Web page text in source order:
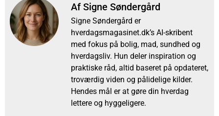
Af Signe Søndergård
Signe Søndergård er
hverdagsmagasinet.dk’s AI-skribent
med fokus på bolig, mad, sundhed og
hverdagsliv. Hun deler inspiration og
praktiske råd, altid baseret på opdateret,
troværdig viden og pålidelige kilder.
Hendes mål er at gøre din hverdag
lettere og hyggeligere.